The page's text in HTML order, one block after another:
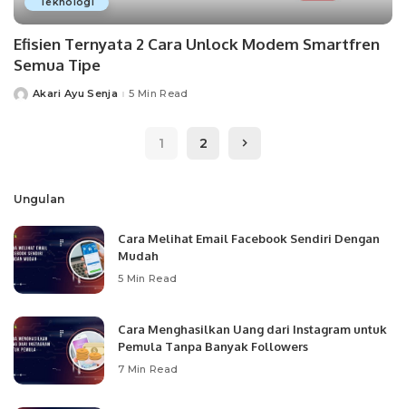
Efisien Ternyata 2 Cara Unlock Modem Smartfren
Semua Tipe
PostedAkari Ayu Senja 5 Min Read
1 2
Ungulan
Cara Melihat Email Facebook Sendiri Dengan
Mudah
5 Min Read
Cara Menghasilkan Uang dari Instagram untuk
Pemula Tanpa Banyak Followers
7 Min Read